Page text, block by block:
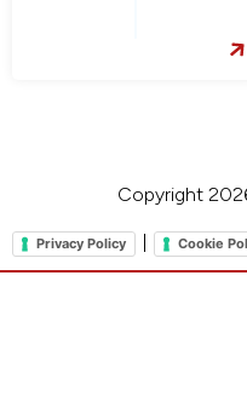
Copyright
Privacy Policy Cookie